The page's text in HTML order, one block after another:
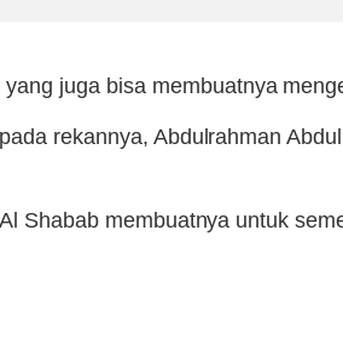
juga bisa membuatnya
rekannya, Abdulrahman
Shabab membuatnya untuk